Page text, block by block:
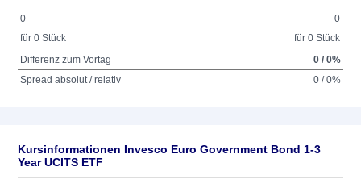
0
für 0 Stück
0
für 0 Stück
Differenz zum Vortag
0 / 0%
Spread absolut / relativ
0 / 0%
Kursinformationen Invesco Euro Government Bond 1-3
Year UCITS ETF